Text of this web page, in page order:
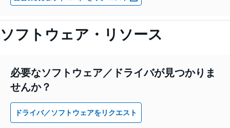
ソフトウェア・リソース
必要なソフトウェア／ドライバが見つかりま
せんか？
ドライバ／ソフトウェアをリクエスト